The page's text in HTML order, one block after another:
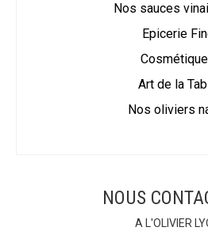
Nos sauces
Epicerie
Art de la
Nos oliviers
NOUS
A L'OLIVIER